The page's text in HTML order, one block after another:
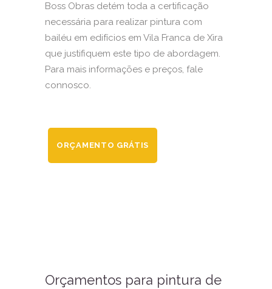
Boss Obras detém toda a certificação
necessária para realizar pintura com
bailéu em edifícios em Vila Franca de Xira
que justifiquem este tipo de abordagem.
Para mais informações e preços, fale
connosco.
ORÇAMENTO GRÁTIS
Orçamentos para pintura de